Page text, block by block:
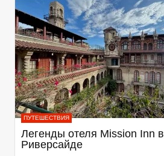
ПУТЕШЕСТВИЯ
Легенды отеля Mission Inn в
Риверсайде